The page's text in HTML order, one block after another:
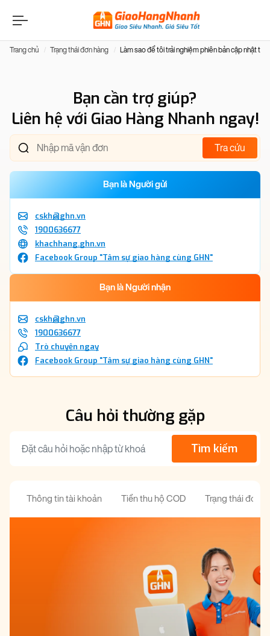
Trang chủ Trạng thái đơn hàng Làm sao để tôi trải nghiệm phiên bản cập nhật
Bạn cần trợ giúp?
Liên hệ với Giao Hàng Nhanh ngay!
Tra cứu
Bạn là Người gửi
cskh@ghn.vn
1900636677
khachhang.ghn.vn
Facebook Group "Tâm sự giao hàng cùng GHN"
Bạn là Người nhận
cskh@ghn.vn
1900636677
Trò chuyện ngay
Facebook Group "Tâm sự giao hàng cùng GHN"
Câu hỏi thường gặp
Tìm kiếm
Thông tin tài khoản Tiền thu hộ COD Trạng thái đơn